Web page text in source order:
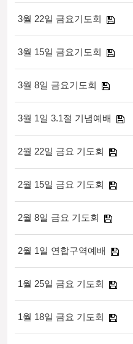
3월 22일 금요기도회
3월 15일 금요기도회
3월 8일 금요기도회
3월 1일 3.1절 기념예배
2월 22일 금요 기도회
2월 15일 금요 기도회
2월 8일 금요 기도회
2월 1일 연합구역예배
1월 25일 금요 기도회
1월 18일 금요 기도회